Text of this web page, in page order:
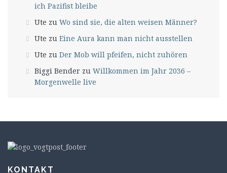
ich Pazifist bleibe
Ute zu Wo sind sie, die alten weisen Männer?
Ute zu Eine Aura kann man nicht ausstellen
Ute zu Der Mob will pfeifen, nicht zuhören
Biggi Bender zu Willkommen im Jahr 2036 –
Morgenwelle live
KONTAKT